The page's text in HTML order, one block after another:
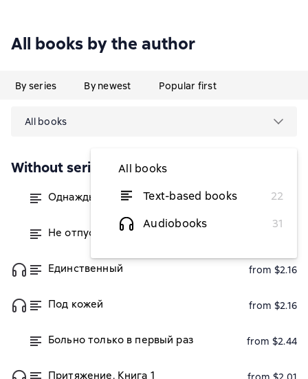
All books by the author
By series By newest Popular first
All books
All books
Text-based books
22
Audiobooks
31
Without series
Однажды ты пожалеешь. Книга 1 from $1.58
Не отпускай. Книга 2
Единственный from $2.16
Под кожей from $2.16
Больно только в первый раз from $2.44
Притяжение. Книга 1